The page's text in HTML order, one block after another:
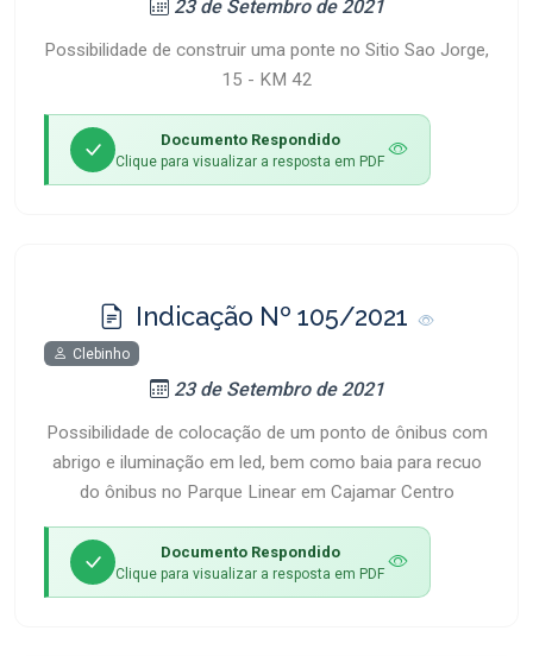
23 de Setembro de 2021
Possibilidade de construir uma ponte no Sitio Sao Jorge,
15 - KM 42
Documento Respondido
Clique para visualizar a resposta em PDF
Indicação Nº 105/2021
Clebinho
23 de Setembro de 2021
Possibilidade de colocação de um ponto de ônibus com
abrigo e iluminação em led, bem como baia para recuo
do ônibus no Parque Linear em Cajamar Centro
Documento Respondido
Clique para visualizar a resposta em PDF